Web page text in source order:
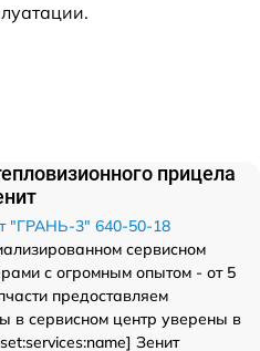
прицела
"ГРАНЬ-3" 640-50-18
сервисном
с огромным опытом - от 5
предоставляем
в сервисном центр уверены в
Зенит